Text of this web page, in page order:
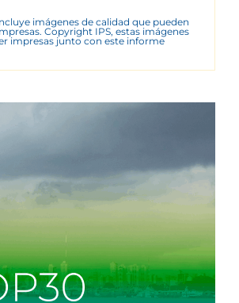
imágenes de calidad que pueden
Copyright IPS, estas imágenes
impresas junto con este informe